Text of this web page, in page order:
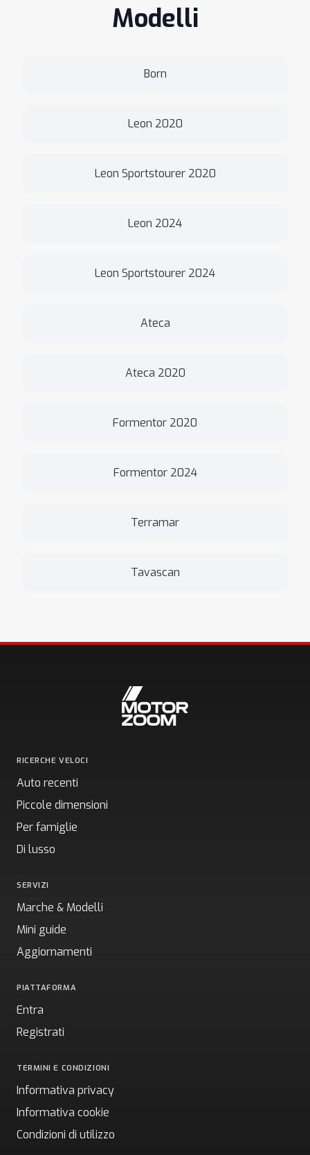
Modelli
Born
Leon 2020
Leon Sportstourer 2020
Leon 2024
Leon Sportstourer 2024
Ateca
Ateca 2020
Formentor 2020
Formentor 2024
Terramar
Tavascan
RICERCHE VELOCI
Auto recenti
Piccole dimensioni
Per famiglie
Di lusso
SERVIZI
Marche & Modelli
Mini guide
Aggiornamenti
PIATTAFORMA
Entra
Registrati
TERMINI E CONDIZIONI
Informativa privacy
Informativa cookie
Condizioni di utilizzo